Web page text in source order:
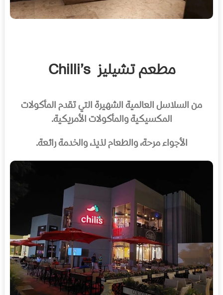
مطعم تشيليز Chilli’s
من السلاسل العالمية الشهيرة التي تقدم المأكولات
المكسيكية والمأكولات الأمريكية.
الأجواء مرحة، والطعام لذيذ، والخدمة رائعة.